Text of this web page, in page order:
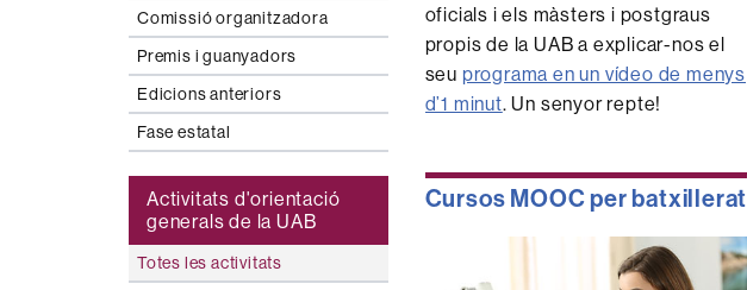
Comissió organitzadora
Premis i guanyadors
Edicions anteriors
Fase estatal
Activitats d'orientació
generals de la UAB
Totes les activitats
oficials i els màsters i postgraus
propis de la UAB a explicar-nos el
seu programa en un vídeo de menys
d’1 minut. Un senyor repte!
Cursos MOOC per batxillerat